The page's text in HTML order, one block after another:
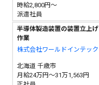
時給2,800円～
派遣社員
半導体製造装置の装置立上げ
作業
株式会社ワールドインテック
北海道 千歳市
月給24万円～31万1,563円